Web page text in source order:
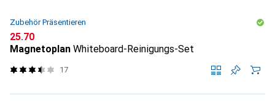
Zubehör Präsentieren
CHF
25.70
Magnetoplan Whiteboard-Reinigungs-Set
17